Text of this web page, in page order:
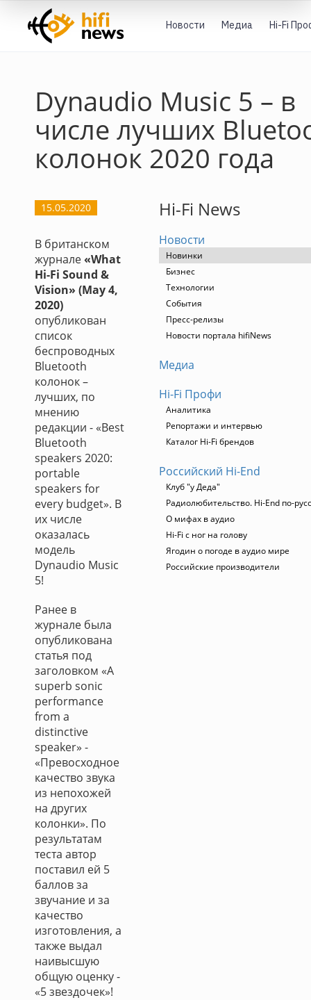
Новости Медиа Hi-Fi
Dynaudio Music 5 – в
числе лучших
колонок 2020 года
15.05.2020
В британском
журнале«What
Hi-Fi Sound &
Vision» (May 4,
2020)
опубликован
список
беспроводных
Bluetooth
колонок –
лучших, по
мнению
редакции - «Best
Bluetooth
speakers 2020:
portable
speakers for
every budget». В
их числе
оказалась
модель
Dynaudio Music
5!
Ранее в
журнале была
опубликована
статья под
заголовком «A
superb sonic
performance
from a
distinctive
speaker» -
«Превосходное
качество звука
из непохожей
на других
колонки». По
результатам
теста автор
поставил ей 5
баллов за
звучание и за
качество
изготовления, а
также выдал
наивысшую
общую оценку -
«5 звездочек»!
Hi-Fi News
Новости
Новинки
Бизнес
Технологии
События
Пресс-релизы
Новости портала hifiNews
Медиа
Hi-Fi Профи
Аналитика
Репортажи и интервью
Каталог Hi-Fi брендов
Российский Hi-End
Клуб "у Деда"
Радиолюбительство. Hi-End по-
О мифах в аудио
Hi-Fi с ног на голову
Ягодин о погоде в аудио мире
Российские производители